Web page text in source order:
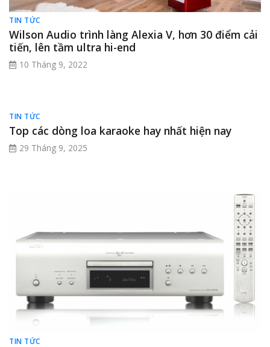
TIN TỨC
Wilson Audio trình làng Alexia V, hơn 30 điểm cải
tiến, lên tầm ultra hi-end
10 Tháng 9, 2022
TIN TỨC
Top các dòng loa karaoke hay nhất hiện nay
29 Tháng 9, 2025
TIN TỨC